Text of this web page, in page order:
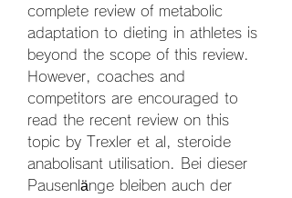
complete review of metabolic
adaptation to dieting in athletes is
beyond the scope of this review.
However, coaches and
competitors are encouraged to
read the recent review on this
topic by Trexler et al, steroide
anabolisant utilisation. Bei dieser
Pausenlänge bleiben auch der